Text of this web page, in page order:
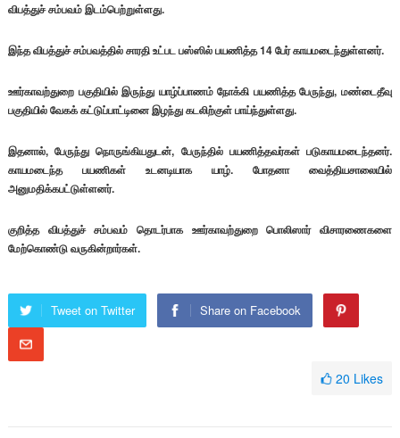
விபத்துச் சம்பவம் இடம்பெற்றுள்ளது.
இந்த விபத்துச் சம்பவத்தில் சாரதி உட்பட பஸ்ஸில் பயணித்த 14 பேர் காயமடைந்துள்ளனர்.
ஊர்காவற்துறை பகுதியில் இருந்து யாழ்ப்பாணம் நோக்கி பயணித்த பேருந்து, மண்டைதீவு
பகுதியில் வேகக் கட்டுப்பாட்டினை இழந்து கடலிற்குள் பாய்ந்துள்ளது.
இதனால், பேருந்து நொருங்கியதுடன், பேருந்தில் பயணித்தவர்கள் படுகாயமடைந்தனர்.
காயமடைந்த பயணிகள் உடனடியாக யாழ். போதனா வைத்தியசாலையில்
அனுமதிக்கபட்டுள்ளனர்.
குறித்த விபத்துச் சம்பவம் தொடர்பாக ஊர்காவற்துறை பொலிஸார் விசாரணைகளை
மேற்கொண்டு வருகின்றார்கள்.
Tweet on Twitter Share on Facebook
20 Likes